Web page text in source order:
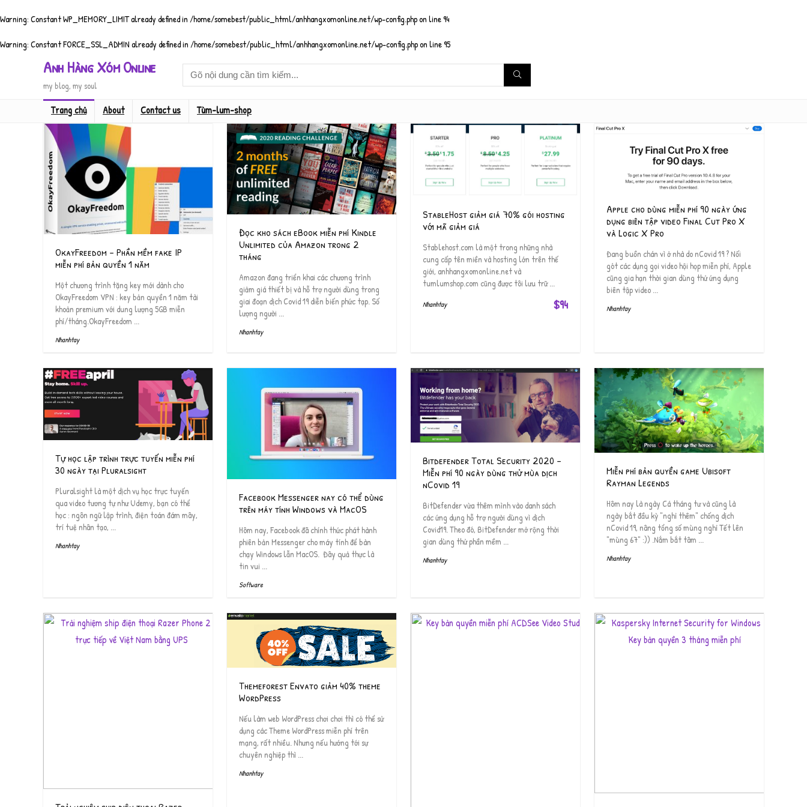
Warning: Constant WP_MEMORY_LIMIT already defined in/home/somebest/public_html/anhhangxomonline.net/wp-config.phpon line94
Warning: Constant FORCE_SSL_ADMIN already defined in/home/somebest/public_html/anhhangxomonline.net/wp-config.phpon line95
Anh Hàng Xóm Online
my blog, my soul
Trang chủ About Contact us Tùm-lum-shop
OkayFreedom – Phần mềm fake IP
miễn phí bản quyền 1 năm
Một chương trình tặng key mới dành cho
OkayFreedom VPN : key bản quyền 1 năm tài
khoản premium với dung lượng 5GB miễn
phí/tháng.OkayFreedom ...
Nhanhtay
Đọc kho sách eBook miễn phí Kindle
Unlimited của Amazon trong 2
tháng
Amazon đang triển khai các chương trình
giảm giá thiết bị và hỗ trợ người dùng trong
giai đoạn dịch Covid 19 diễn biến phức tạp. Số
lượng người ...
Nhanhtay
StableHost giảm giá 70% gói hosting
với mã giảm giá
Stablehost.com là một trong những nhà
cung cấp tên miền và hosting lớn trên thế
giới, anhhangxomonline.net và
tumlumshop.com cũng được tôi lưu trữ ...
Nhanhtay $94
Apple cho dùng miễn phí 90 ngày ứng
dụng biên tập video Final Cut Pro X
và Logic X Pro
Đang buồn chán vì ở nhà do nCovid 19 ? Nối
gót các dụng gọi video hội họp miễn phí, Apple
cũng gia hạn thời gian dùng thử ứng dụng
biên tập video ...
Nhanhtay
Tự học lập trình trực tuyến miễn phí
30 ngày tại Pluralsight
Pluralsight là một dịch vụ học trực tuyến
qua video tương tự như Udemy, bạn có thể
học : ngôn ngữ lập trình, điện toán đám mây,
trí tuệ nhân tạo, ...
Nhanhtay
Facebook Messenger nay có thể dùng
trên máy tính Windows và MacOS
Hôm nay, Facebook đã chính thức phát hành
phiên bản Messenger cho máy tính để bàn
chạy Windows lẫn MacOS. Đây quả thực là
tin vui ...
Software
Bitdefender Total Security 2020 –
Miễn phí 90 ngày dùng thử mùa dịch
nCovid 19
BitDefender vừa thêm mình vào danh sách
các ứng dụng hỗ trợ người dùng vì dịch
Covid19. Theo đó, BitDefender mở rộng thời
gian dùng thử phần mềm ...
Nhanhtay
Miễn phí bản quyền game Ubisoft
Rayman Legends
Hôm nay là ngày Cá tháng tư và cũng là
ngày bắt đầu kỳ "nghỉ thêm" chống dịch
nCovid 19, nâng tổng số mùng nghỉ Tết lên
"mùng 67" :)) .Nắm bắt tâm ...
Nhanhtay
Themeforest Envato giảm 40% theme
WordPress
Nếu làm web WordPress chơi chơi thì có thể sử
dụng các Theme WordPress miễn phí trên
mạng, rất nhiều. Nhưng nếu hướng tới sự
chuyên nghiệp thì ...
Nhanhtay